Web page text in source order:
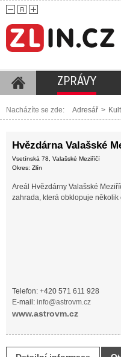
ZPRÁVY
Nacházíte se zde: Adresář >
Hvězdárna Valašské
Vsetínská 78, Valašské Meziříčí
Okres: Zlín
Areál Hvězdárny Valašské
zahrada, která obklopuje
Telefon: +420 571 611 928
E-mail: info@astrovm.cz
www.astrovm.cz